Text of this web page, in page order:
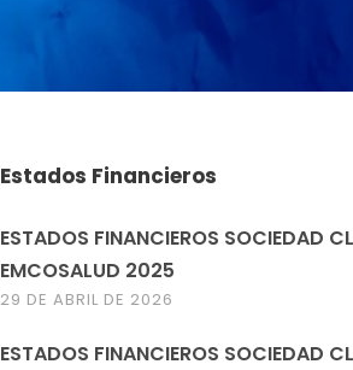
Estados Financieros
ESTADOS FINANCIEROS SOCIEDAD
EMCOSALUD 2025
29 DE ABRIL DE 2026
ESTADOS FINANCIEROS SOCIEDAD